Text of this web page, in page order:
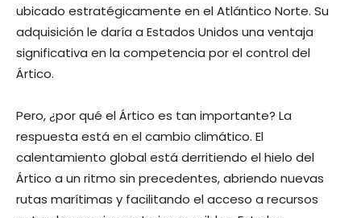
ubicado estratégicamente en el Atlántico Norte. Su
adquisición le daría a Estados Unidos una ventaja
significativa en la competencia por el control del
Ártico.
Pero, ¿por qué el Ártico es tan importante? La
respuesta está en el cambio climático. El
calentamiento global está derritiendo el hielo del
Ártico a un ritmo sin precedentes, abriendo nuevas
rutas marítimas y facilitando el acceso a recursos